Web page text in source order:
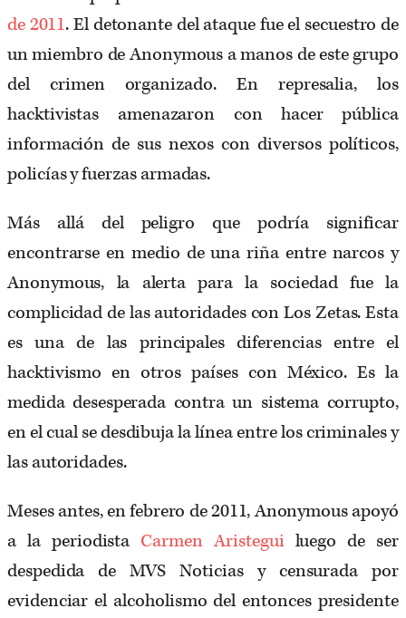
de 2011. El detonante del ataque fue el secuestro de
un miembro de Anonymous a manos de este grupo
del crimen organizado. En represalia, los
hacktivistas amenazaron con hacer pública
información de sus nexos con diversos políticos,
policías y fuerzas armadas.
Más allá del peligro que podría significar
encontrarse en medio de una riña entre narcos y
Anonymous, la alerta para la sociedad fue la
complicidad de las autoridades con Los Zetas. Esta
es una de las principales diferencias entre el
hacktivismo en otros países con México. Es la
medida desesperada contra un sistema corrupto,
en el cual se desdibuja la línea entre los criminales y
las autoridades.
Meses antes, en febrero de 2011, Anonymous apoyó
a la periodista Carmen Aristeguiluego de ser
despedida de MVS Noticias y censurada por
evidenciar el alcoholismo del entonces presidente